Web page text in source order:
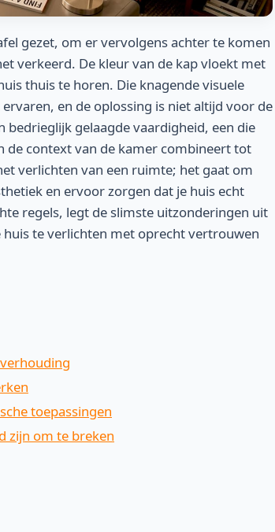
gezet, om er vervolgens achter te komen
verkeerd. De kleur van de kap vloekt met
thuis te horen. Die knagende visuele
en de oplossing is niet altijd voor de
gelaagde vaardigheid, een die
context van de kamer combineert tot
verlichten van een ruimte; het gaat om
en ervoor zorgen dat je huis echt
regels, legt de slimste uitzonderingen uit
te verlichten met oprecht vertrouwen
toepassingen
zijn om te breken